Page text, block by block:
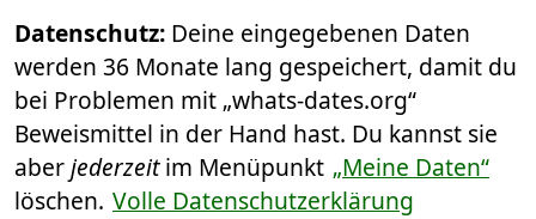
Datenschutz: Deine eingegebenen Daten
werden 36 Monate lang gespeichert, damit du
bei Problemen mit „whats-dates.org“
Beweismittel in der Hand hast. Du kannst sie
aberjederzeitim Menüpunkt „Meine Daten“
löschen. Volle Datenschutzerklärung